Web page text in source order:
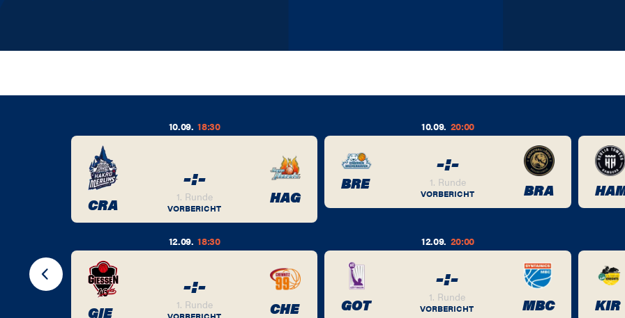
BER
10.09. 18:30
CRA
-:-
1. Runde
VORBERICHT
HAG
10.09. 20:00
BRE
-:-
1. Runde
VORBERICHT BRA
12.09. 18:30
GIE
-:-
1. Runde CHE
12.09. 20:00
GOT
-:-
1. Runde
VORBERICHT MBC KIR